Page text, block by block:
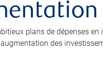
plans de dépenses
des